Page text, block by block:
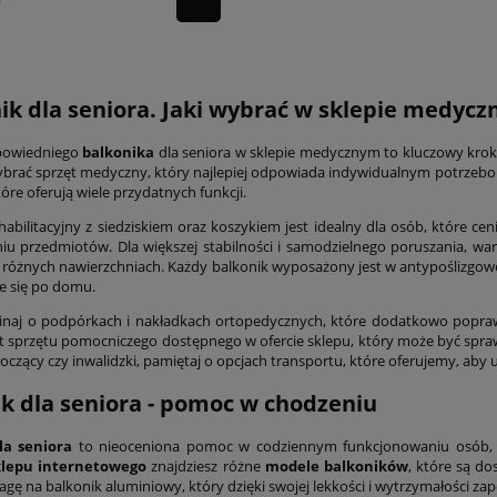
dla seniora. Jaki wybrać w sklepie
balkonika dla seniora w sklepie medycznym to kluczowy
sprzęt medyczny, który najlepiej odpowiada indywidualnym
oferują wiele przydatnych funkcji.
z siedziskiem oraz koszykiem jest idealny dla osób, które
przedmiotów. Dla większej stabilności i samodzielnego poruszania,
nawierzchniach. Każdy balkonik wyposażony jest w
się po domu.
o podpórkach i nakładkach ortopedycznych, które dodatkowo
sprzętu pomocniczego dostępnego w ofercie sklepu, który może być
czy inwalidzki, pamiętaj o opcjach transportu, które oferujemy, aby
dla seniora - pomoc w chodzeniu
seniora to nieoceniona pomoc w codziennym funkcjonowaniu
internetowego znajdziesz różne modele balkoników, które są
na balkonik aluminiowy, który dzięki swojej lekkości i wytrzymałości